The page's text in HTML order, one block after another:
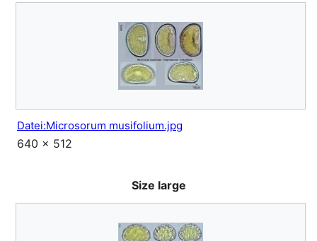
Datei:Microsorum musifolium.jpg
640 × 512
Size large